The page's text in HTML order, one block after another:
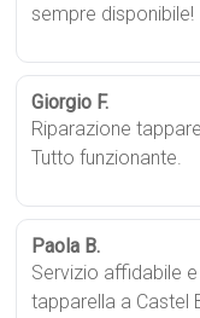
sempre disponibile!
Giorgio F.
Riparazione
Tutto funzionante.
Paola B.
Servizio affidabile
tapparella a Castel